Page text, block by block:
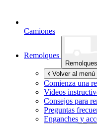
Camiones
Remolques
Remolques
Volver al menú
Comienza una
Videos
Consejos para
Preguntas
Enganches y